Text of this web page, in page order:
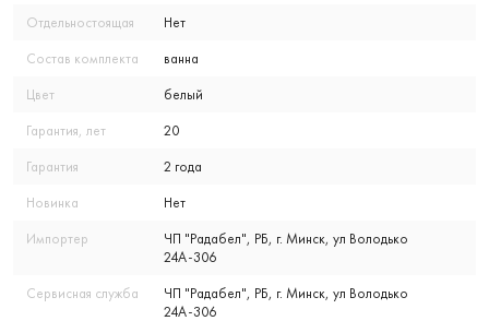
Отдельностоящая Нет
Состав комплекта ванна
Цвет белый
Гарантия, лет 20
Гарантия 2 года
Новинка Нет
Импортер
ЧП "Радабел", РБ, г. Минск, ул Володько
24А-306
Сервисная служба
ЧП "Радабел", РБ, г. Минск, ул Володько
24А-306